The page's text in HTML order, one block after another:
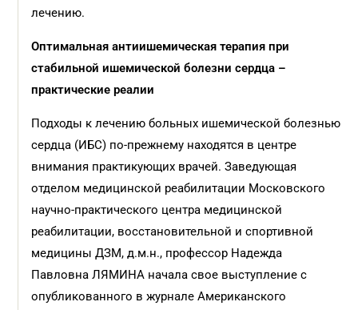
лечению.
Оптимальная антиишемическая терапия при
стабильной ишемической болезни сердца –
практические реалии
Подходы к лечению больных ишемической болезнью
сердца (ИБС) по-прежнему находятся в центре
внимания практикующих врачей. Заведующая
отделом медицинской реабилитации Московского
научно-практического центра медицинской
реабилитации, восстановительной и спортивной
медицины ДЗМ, д.м.н., профессор Надежда
Павловна ЛЯМИНА начала свое выступление с
опубликованного в журнале Американского